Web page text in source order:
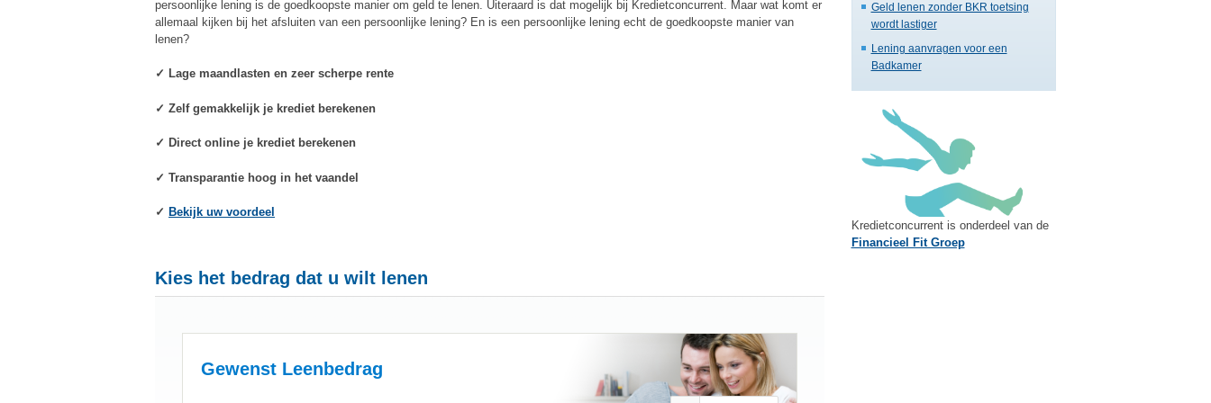
persoonlijke lening is de goedkoopste manier om geld te lenen. Uiteraard is dat mogelijk bij Kredietconcurrent. Maar wat komt er
allemaal kijken bij het afsluiten van een persoonlijke lening? En is een persoonlijke lening echt de goedkoopste manier van
lenen?
✓ Lage maandlasten en zeer scherpe rente
✓ Zelf gemakkelijk je krediet berekenen
✓ Direct online je krediet berekenen
✓ Transparantie hoog in het vaandel
✓ Bekijk uw voordeel
Kies het bedrag dat u wilt lenen
Gewenst Leenbedrag
Geld lenen zonder BKR toetsing
wordt lastiger
Lening aanvragen voor een
Badkamer
Kredietconcurrent is onderdeel van de
Financieel Fit Groep